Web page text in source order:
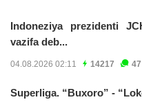
Indoneziya prezidenti
vazifa deb...
04.08.2026 02:11 14217 47
Superliga. “Buxoro” -